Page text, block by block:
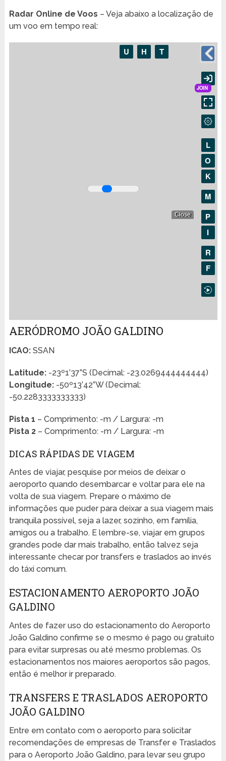
Radar Online de Voos – Veja abaixo a localização de
um voo em tempo real:
AERÓDROMO JOÃO GALDINO
ICAO:SSAN
Latitude:-23º1’37”S (Decimal: -23.0269444444444)
Longitude:-50º13’42”W (Decimal:
-50.2283333333333)
Pista 1 – Comprimento: -m / Largura: -m
Pista 2– Comprimento: -m / Largura: -m
DICAS RÁPIDAS DE VIAGEM
Antes de viajar, pesquise por meios de deixar o
aeroporto quando desembarcar e voltar para ele na
volta de sua viagem. Prepare o máximo de
informações que puder para deixar a sua viagem mais
tranquila possível, seja a lazer, sozinho, em família,
amigos ou a trabalho. E lembre-se, viajar em grupos
grandes pode dar mais trabalho, então talvez seja
interessante checar por transfers e traslados ao invés
do táxi comum.
ESTACIONAMENTO AEROPORTO JOÃO
GALDINO
Antes de fazer uso do estacionamento do Aeroporto
João Galdino confirme se o mesmo é pago ou gratuito
para evitar surpresas ou até mesmo problemas. Os
estacionamentos nos maiores aeroportos são pagos,
então é melhor ir preparado.
TRANSFERS E TRASLADOS AEROPORTO
JOÃO GALDINO
Entre em contato com o aeroporto para solicitar
recomendações de empresas de Transfer e Traslados
para o Aeroporto João Galdino, para levar seu grupo